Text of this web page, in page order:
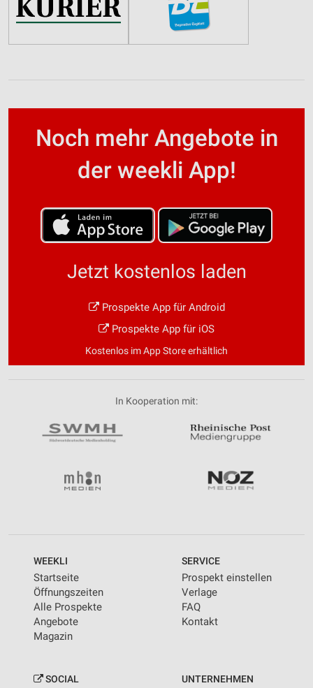
Noch mehr Angebote in
der weekli App!
Jetzt kostenlos laden
Prospekte App für Android
Prospekte App für iOS
Kostenlos im App Store erhältlich
In Kooperation mit:
WEEKLI
Startseite
Öffnungszeiten
Alle Prospekte
Angebote
Magazin
SERVICE
Prospekt einstellen
Verlage
FAQ
Kontakt
SOCIAL UNTERNEHMEN